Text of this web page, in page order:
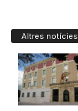
Altres notícies